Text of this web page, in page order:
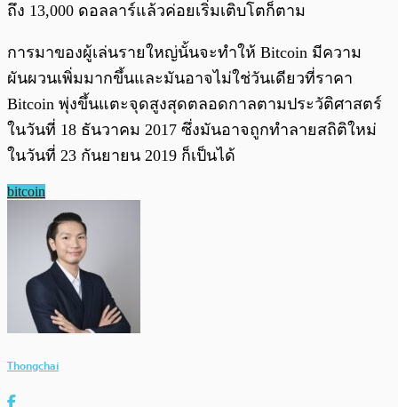
ถึง 13,000 ดอลลาร์แล้วค่อยเริ่มเติบโตก็ตาม
การมาของผู้เล่นรายใหญ่นั้นจะทำให้ Bitcoin มีความ
ผันผวนเพิ่มมากขึ้นและมันอาจไม่ใช่วันเดียวที่ราคา
Bitcoin พุ่งขึ้นแตะจุดสูงสุดตลอดกาลตามประวัติศาสตร์
ในวันที่ 18 ธันวาคม 2017 ซึ่งมันอาจถูกทำลายสถิติใหม่
ในวันที่ 23 กันยายน 2019 ก็เป็นได้
bitcoin
Thongchai